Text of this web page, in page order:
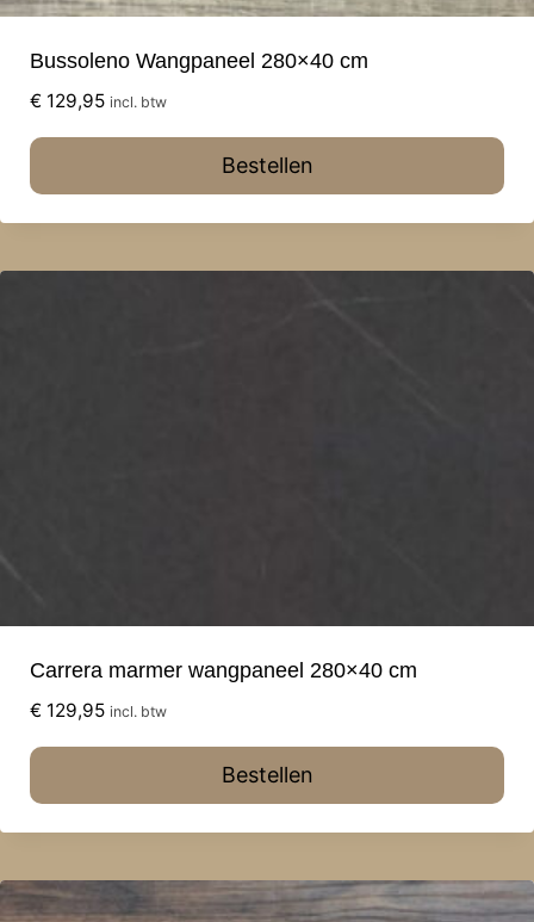
Bussoleno Wangpaneel 280×40 cm
€ 129,95 incl. btw
Bestellen
Carrera marmer wangpaneel 280×40 cm
€ 129,95 incl. btw
Bestellen